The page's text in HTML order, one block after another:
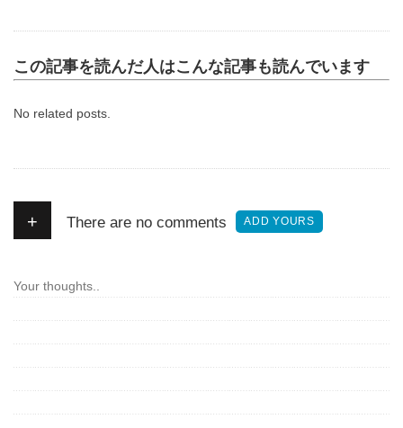
この記事を読んだ人はこんな記事も読んでいます
No related posts.
+ There are no comments ADD YOURS